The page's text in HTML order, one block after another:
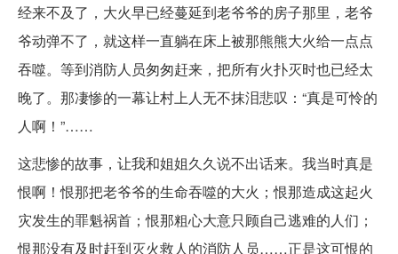
经来不及了，大火早已经蔓延到老爷爷的房子那里，老爷
爷动弹不了，就这样一直躺在床上被那熊熊大火给一点点
吞噬。等到消防人员匆匆赶来，把所有火扑灭时也已经太
晚了。那凄惨的一幕让村上人无不抹泪悲叹：“真是可怜的
人啊！”……
这悲惨的故事，让我和姐姐久久说不出话来。我当时真是
恨啊！恨那把老爷爷的生命吞噬的大火；恨那造成这起火
灾发生的罪魁祸首；恨那粗心大意只顾自己逃难的人们；
恨那没有及时赶到灭火救人的消防人员……正是这可恨的